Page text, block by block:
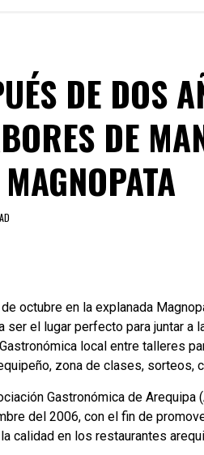
DE DOS
DE
octubre en la explanada
el lugar perfecto para juntar a
local entre talleres
zona de clases, sorteos,
Gastronómica de Arequipa
del 2006, con el fin de
calidad en los restaurantes